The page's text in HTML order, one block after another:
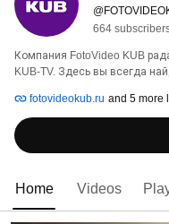
664
Компания FotoVideo KUB
KUB-TV. Здесь вы всегда
профессиональных
оборудования и техники,
fotovideokub.ru and 5 more
Home Videos